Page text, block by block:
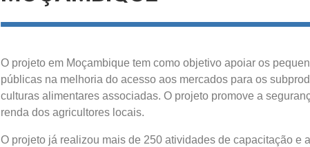
O projeto em Moçambique tem como objetivo apoiar os
públicas na melhoria do acesso aos mercados para os
culturas alimentares associadas. O projeto promove a
renda dos agricultores locais.
O projeto já realizou mais de 250 atividades de capacitação e